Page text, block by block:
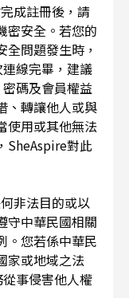
成註冊後，請
密安全。若您的
問題發生時，
線完畢，建議
碼及會員權益
、轉讓他人或與
使用或其他無法
SheAspire對此
非法目的或以
守中華民國相關
。您若係中華民
家或地域之法
事侵害他人權